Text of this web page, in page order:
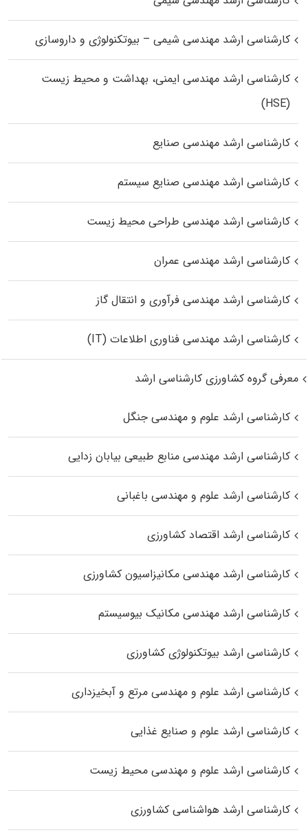
کارشناسی ارشد مهندسی شیمی – بیوتکنولوژی و داروسازی
کارشناسی ارشد مهندسی ایمنی، بهداشت و محیط زیست
(HSE)
کارشناسی ارشد مهندسی صنایع
کارشناسی ارشد مهندسی صنایع سیستم
کارشناسی ارشد مهندسی طراحی محیط زیست
کارشناسی ارشد مهندسی عمران
کارشناسی ارشد مهندسی فرآوری و انتقال گاز
کارشناسی ارشد مهندسی فناوری اطلاعات (IT)
معرفی گروه کشاورزی کارشناسی ارشد
کارشناسی ارشد علوم و مهندسی جنگل
کارشناسی ارشد مهندسی منابع طبیعی بیابان زدایی
کارشناسی ارشد علوم و مهندسی باغبانی
کارشناسی ارشد اقتصاد کشاورزی
کارشناسی ارشد مهندسی مکانیزاسیون کشاورزی
کارشناسی ارشد مهندسی مکانیک بیوسیستم
کارشناسی ارشد بیوتکنولوژی کشاورزی
کارشناسی ارشد علوم و مهندسی مرتع و آبخیزداری
کارشناسی ارشد علوم و صنایع غذایی
کارشناسی ارشد علوم و مهندسی محیط زیست
کارشناسی ارشد هواشناسی کشاورزی